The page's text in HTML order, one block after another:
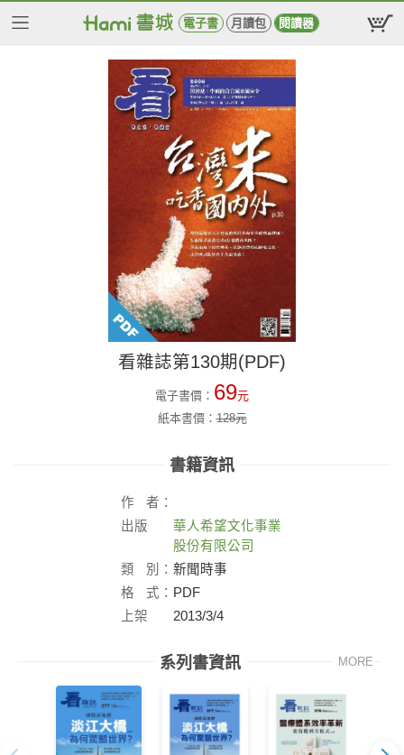
電子書 月讀包 閱讀器
看雜誌第130期(PDF)
電子書價： 69元
紙本書價：128元
書籍資訊
作
者：
出版
華人希望文化事業
股份有限公司
類
別： 新聞時事
格
式： PDF
上架
2013/3/4
系列書資訊 MORE